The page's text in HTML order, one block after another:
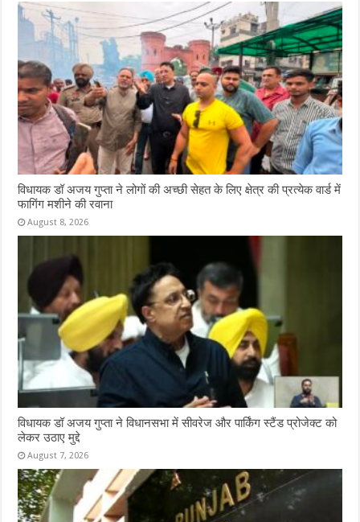
विधायक डॉ अजय गुप्ता ने लोगों की अच्छी सेहत के लिए क्षेत्र की प्रत्येक वार्ड में
फागिंग मशीने की रवाना
August 8, 2026
विधायक डॉ अजय गुप्ता ने विधानसभा में सीवरेज और पार्किंग स्टैंड प्रोजेक्ट को
लेकर उठाए मुद्दे
August 7, 2026